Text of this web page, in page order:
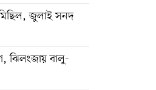
জুলাই সনদ
ঝিলংজায় বালু-